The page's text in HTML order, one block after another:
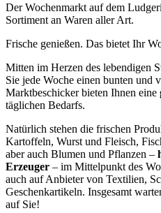
Der Wochenmarkt auf dem
Sortiment an Waren aller Art.
Frische genießen. Das bietet Ihr
Mitten im Herzen des lebendigen
Sie jede Woche einen bunten und
Marktbeschicker bieten Ihnen eine
täglichen Bedarfs.
Natürlich stehen die frischen
Kartoffeln, Wurst und Fleisch,
aber auch Blumen und Pflanzen –
Erzeuger – im Mittelpunkt des
auch auf Anbieter von Textilien,
Geschenkartikeln. Insgesamt
auf Sie!